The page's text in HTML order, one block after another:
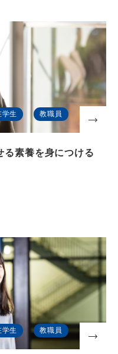
学生 教職員
る素養を身につける
学生 教職員